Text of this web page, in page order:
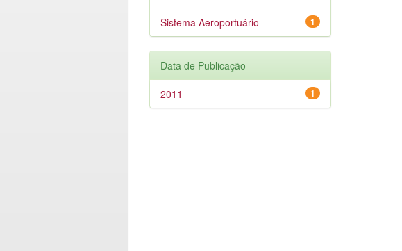
1
Sistema Aeroportuário
Data de Publicação
1
2011